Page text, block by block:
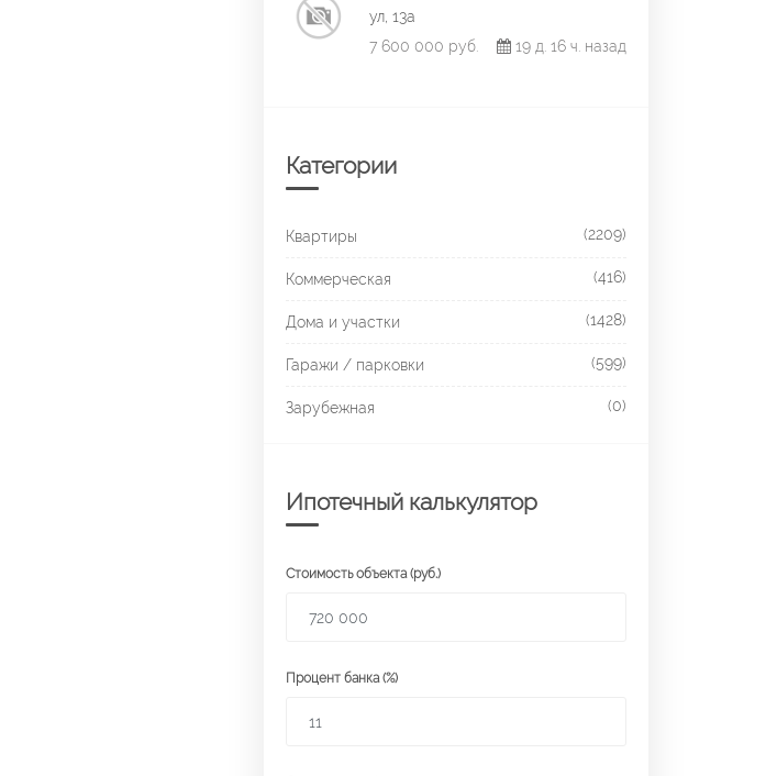
ул, 13а
7 600 000 руб.
19 д. 16 ч. назад
Категории
Квартиры (2209)
Коммерческая (416)
Дома и участки (1428)
Гаражи / парковки (599)
Зарубежная (0)
Ипотечный калькулятор
Стоимость объекта (руб.)
Процент банка (%)